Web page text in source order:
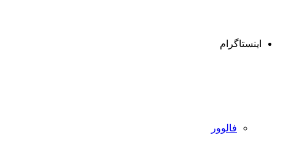
اینستاگرام
فالوور